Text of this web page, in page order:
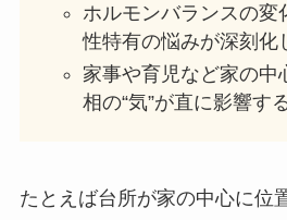
ホルモンバランスの変
性特有の悩みが深刻化
家事や育児など家の中
相の“気”が直に影響す
たとえば台所が家の中心に位